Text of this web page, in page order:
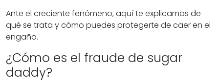
Ante el creciente fenómeno, aquí te explicamos de
qué se trata ycómo puedes protegerte de caer en el
engaño.
¿Cómo es el fraude de sugar
daddy?